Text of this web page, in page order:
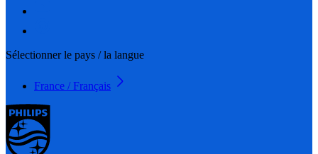
Sélectionner le pays / la langue
France / Français